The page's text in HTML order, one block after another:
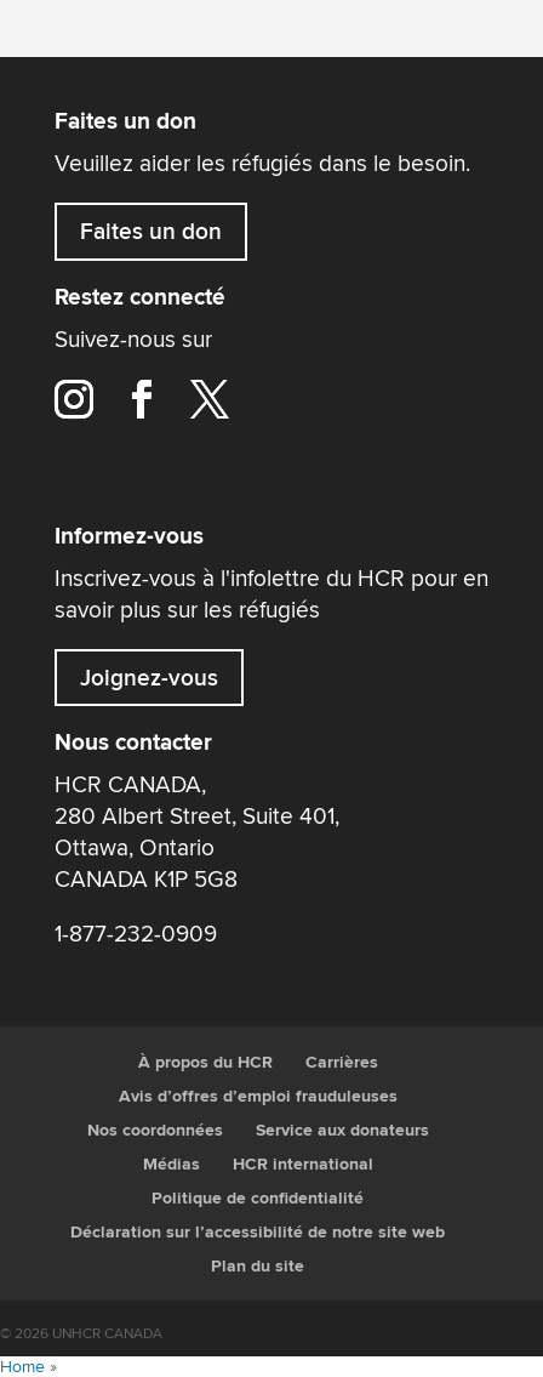
Faites un don
Veuillez aider les réfugiés dans le besoin.
Faites un don
Restez connecté
Suivez-nous sur
Informez-vous
Inscrivez-vous à l'infolettre du HCR pour en
savoir plus sur les réfugiés
Joignez-vous
Nous contacter
HCR CANADA,
280 Albert Street, Suite 401,
Ottawa, Ontario
CANADA K1P 5G8
1-877-232-0909
À propos du HCR
Carrières
Avis d’offres d’emploi frauduleuses
Nos coordonnées
Service aux donateurs
Médias
HCR international
Politique de confidentialité
Déclaration sur l’accessibilité de notre site web
Plan du site
© 2026 UNHCR CANADA
Home »